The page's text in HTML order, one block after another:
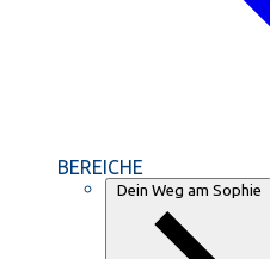
BEREICHE
Dein Weg am Sophie